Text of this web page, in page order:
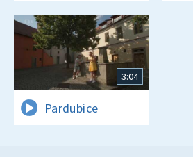
3:04
Pardubice